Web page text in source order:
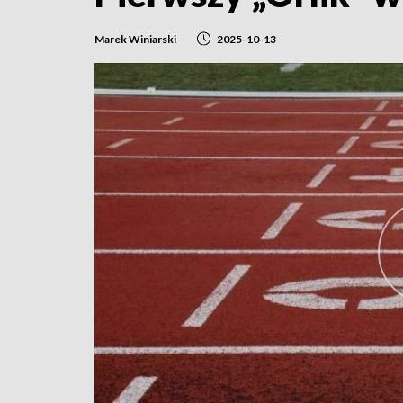
Marek Winiarski 2025-10-13